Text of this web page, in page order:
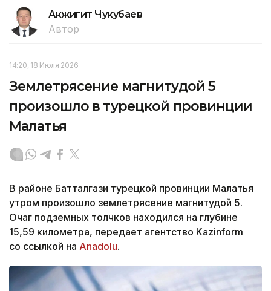
Акжигит Чукубаев
Автор
14:20, 18 Июля 2026
Землетрясение магнитудой 5
произошло в турецкой провинции
Малатья
В районе Батталгази турецкой провинции Малатья
утром произошло землетрясение магнитудой 5.
Очаг подземных толчков находился на глубине
15,59 километра, передает агентство Kazinform
со ссылкой на Anadolu.